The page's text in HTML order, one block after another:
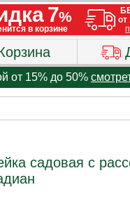
от 15% до 50%
садовая с